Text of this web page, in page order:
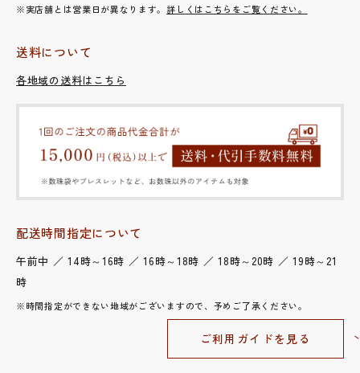
※実店舗とは営業日が異なります。 詳しくはこちらをご覧ください。
送料について
各地域の送料はこちら
配送時間指定について
午前中 ／ 14時～16時 ／ 16時～18時 ／ 18時～20時 ／ 19時～21
時
※時間指定ができない地域がございますので、予めご了承ください。
ご利用ガイドを見る